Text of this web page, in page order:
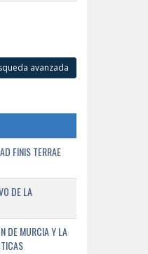
avanzada
FINIS TERRAE
DE LA
DE MURCIA Y LA